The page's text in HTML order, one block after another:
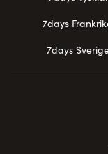
7days
7days